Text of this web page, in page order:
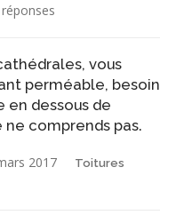
vous
perméable, besoin
en dessous de
ne comprends pas.
2017 Toitures